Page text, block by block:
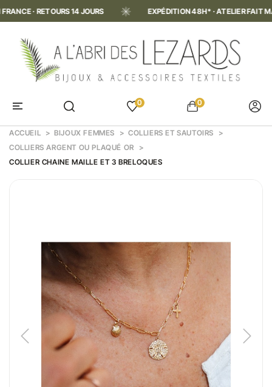
· RETOURS 14 JOURS EXPÉDITION 48H* · ATELIER FAIT MAIN EN
0 0
ACCUEIL BIJOUX FEMMES
COLLIERS ET SAUTOIRS
COLLIERS ARGENT OU PLAQUÉ OR
COLLIER CHAINE MAILLE ET 3 BRELOQUES